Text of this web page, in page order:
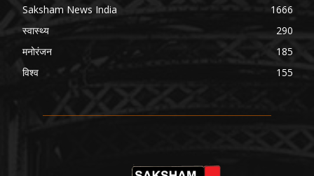
Saksham News India
1666
स्वास्थ्य
290
मनोरंजन
185
विश्व
155